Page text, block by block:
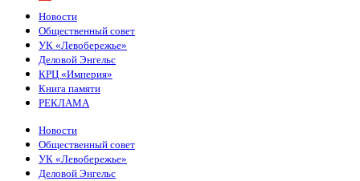
Новости
Общественный совет
УК «Левобережье»
Деловой Энгельс
КРЦ «Империя»
Книга памяти
РЕКЛАМА
Новости
Общественный совет
УК «Левобережье»
Деловой Энгельс